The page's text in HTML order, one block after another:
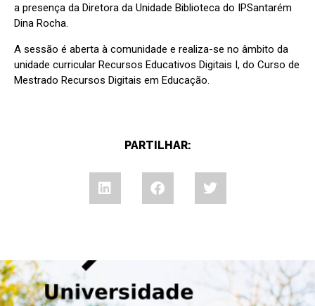
a presença da Diretora da Unidade Biblioteca do IPSantarém
Dina Rocha.
A sessão é aberta à comunidade e realiza-se no âmbito da
unidade curricular Recursos Educativos Digitais I, do Curso de
Mestrado Recursos Digitais em Educação.
PARTILHAR: